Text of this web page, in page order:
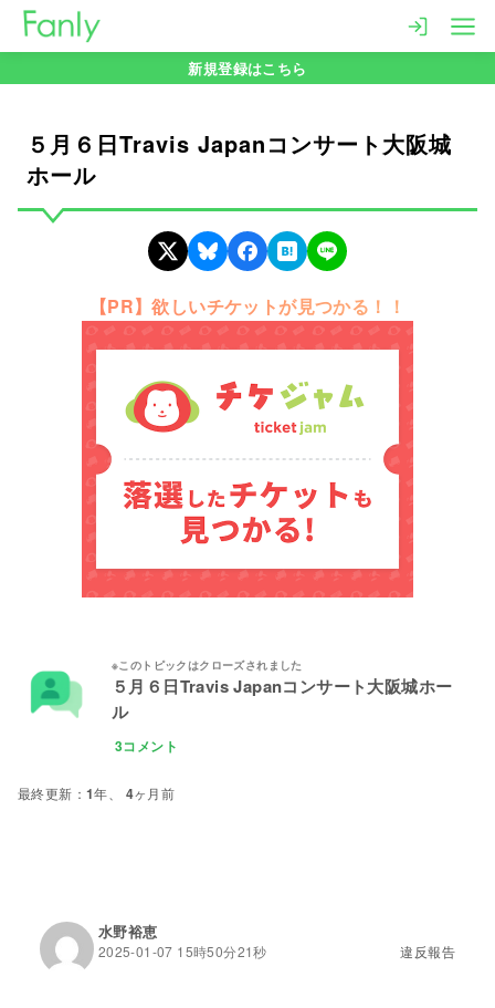
新規登録はこちら
５月６日Travis Japanコンサート大阪城
ホール
【PR】欲しいチケットが見つかる！！
５月６日Travis Japanコンサート大阪城ホー
ル
3コメント
1年、 4ヶ月前
水野裕恵
2025-01-07 15時50分21秒 違反報告